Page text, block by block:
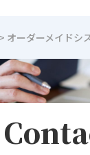
> オーダーメイドシ